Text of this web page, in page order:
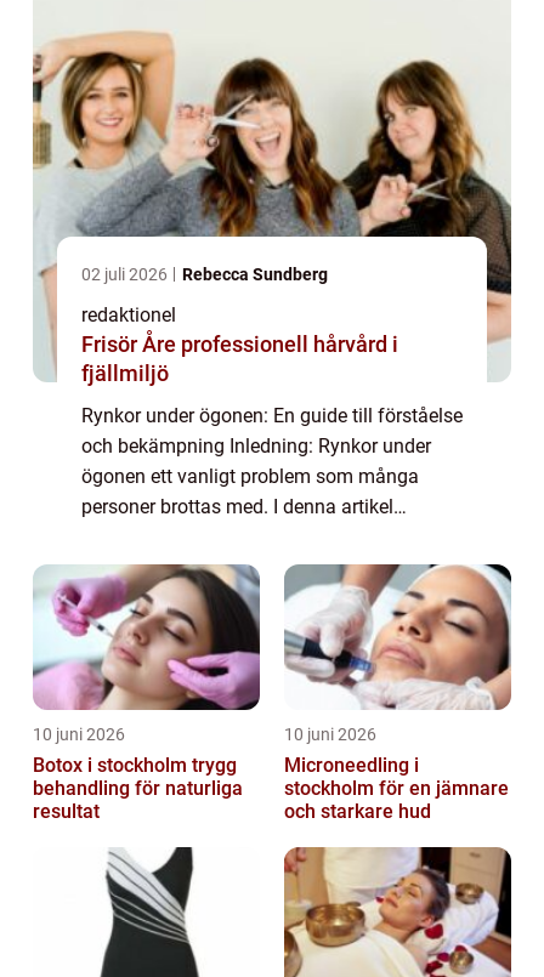
02 juli 2026 Rebecca Sundberg
redaktionel
Frisör Åre professionell hårvård i
fjällmiljö
Rynkor under ögonen: En guide till förståelse
och bekämpning Inledning: Rynkor under
ögonen ett vanligt problem som många
personer brottas med. I denna artikel
över denna specifika typ av rynkor, inklusive
olik...
10 juni 2026
Botox i stockholm trygg
behandling för naturliga
resultat
10 juni 2026
Microneedling i
stockholm för en jämnare
och starkare hud